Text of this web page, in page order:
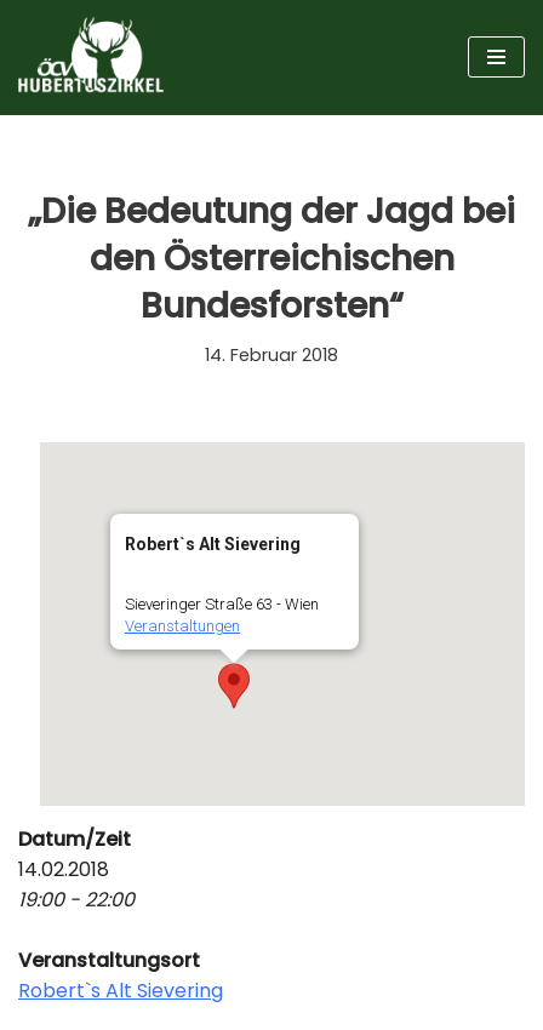
Zum
Inhalt
„Die Bedeutung der Jagd bei
den Österreichischen
Bundesforsten“
14. Februar 2018
Robert`s Alt Sievering
Sieveringer Straße 63 - Wien
Veranstaltungen
Datum/Zeit
14.02.2018
19:00 - 22:00
Veranstaltungsort
Robert`s Alt Sievering